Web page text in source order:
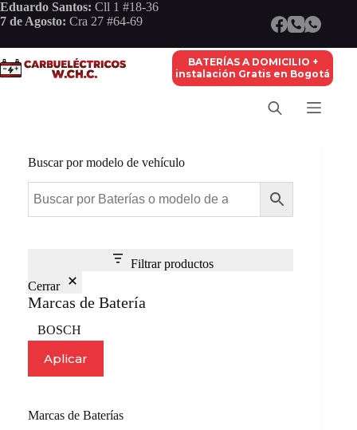
Saltar
al
Eduardo Santos: Cll 1 #18-36
7 de Agosto: Cra 27 #64-69
BATERÍAS A DOMICILIO +
instalación Gratis en Bogotá
Buscar por modelo de vehículo
Filtrar productos
Cerrar
Marcas de Batería
Marca
BOSCH
Aplicar
Marcas de Baterías